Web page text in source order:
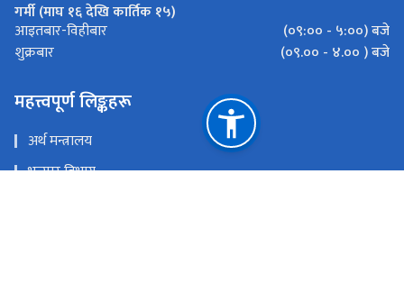
गर्मी (माघ १६ देखि कार्तिक १५)
आइतबार-विहीबार
(०९:०० - ५:००) बजे
शुक्रबार
(०९.०० - ४.०० ) बजे
महत्त्वपूर्ण लिङ्कहरू
अर्थ मन्त्रालय
भन्सार विभाग